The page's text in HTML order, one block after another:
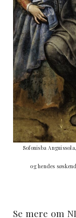
Sofonisba
og hendes
Se mere om